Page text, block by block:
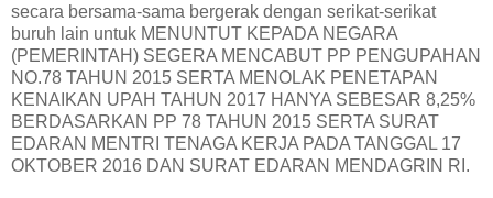
secara bersama-sama bergerak dengan serikat-serikat
buruh lain untuk MENUNTUT KEPADA NEGARA
(PEMERINTAH) SEGERA MENCABUT PP PENGUPAHAN
NO.78 TAHUN 2015 SERTA MENOLAK PENETAPAN
KENAIKAN UPAH TAHUN 2017 HANYA SEBESAR 8,25%
BERDASARKAN PP 78 TAHUN 2015 SERTA SURAT
EDARAN MENTRI TENAGA KERJA PADA TANGGAL 17
OKTOBER 2016 DAN SURAT EDARAN MENDAGRIN RI.